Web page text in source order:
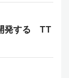
発する TT